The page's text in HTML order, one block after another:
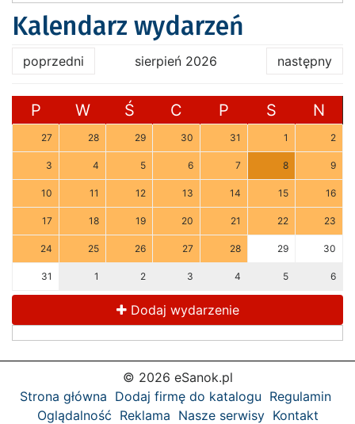
Kalendarz wydarzeń
poprzedni sierpień 2026 następny
P W Ś C P S N
27 28 29 30 31 1 2
3 4 5 6 7 8 9
10 11 12 13 14 15 16
17 18 19 20 21 22 23
24 25 26 27 28 29 30
31 1 2 3 4 5 6
Dodaj wydarzenie
© 2026 eSanok.pl
Strona główna Dodaj firmę do katalogu Regulamin
Oglądalność Reklama Nasze serwisy Kontakt